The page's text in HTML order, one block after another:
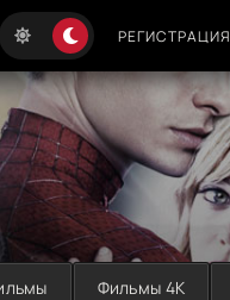
РЕГИСТРАЦИЯ
Фильмы 4K